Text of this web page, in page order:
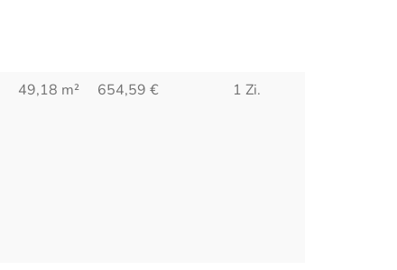
49,18 m² 654,59 € 1 Zi.